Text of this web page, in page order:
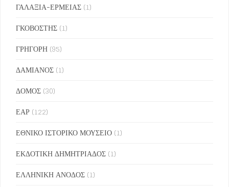
ΓΑΛΑΞΙΑ-ΕΡΜΕΙΑΣ (1)
ΓΚΟΒΟΣΤΗΣ (1)
ΓΡΗΓΟΡΗ (95)
ΔΑΜΙΑΝΟΣ (1)
ΔΟΜΟΣ (30)
ΕΑΡ (122)
ΕΘΝΙΚΟ ΙΣΤΟΡΙΚΟ ΜΟΥΣΕΙΟ (1)
ΕΚΔΟΤΙΚΗ ΔΗΜΗΤΡΙΑΔΟΣ (1)
ΕΛΛΗΝΙΚΗ ΑΝΟΔΟΣ (1)